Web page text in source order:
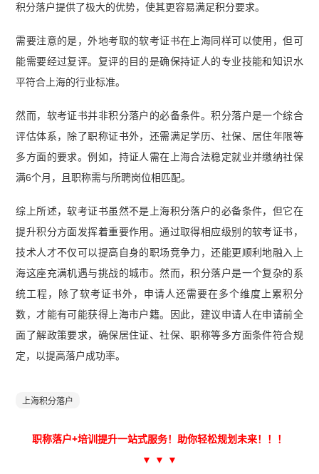
积分落户提供了极大的优势，使其更容易满足积分要求。
需要注意的是，外地考取的软考证书在上海同样可以使用，但可
能需要经过复评。复评的目的是确保持证人的专业技能和知识水
平符合上海的行业标准。
然而，软考证书并非积分落户的必备条件。积分落户是一个综合
评估体系，除了职称证书外，还需满足学历、社保、居住年限等
多方面的要求。例如，持证人需在上海合法稳定就业并缴纳社保
满6个月，且职称需与所聘岗位相匹配。
综上所述，软考证书虽然不是上海积分落户的必备条件，但它在
提升积分方面发挥着重要作用。通过取得相应级别的软考证书，
技术人才不仅可以提高自身的职场竞争力，还能更顺利地融入上
海这座充满机遇与挑战的城市。然而，积分落户是一个复杂的系
统工程，除了软考证书外，申请人还需要在多个维度上累积分
数，才能有可能获得上海市户籍。因此，建议申请人在申请前全
面了解政策要求，确保居住证、社保、职称等多方面条件符合规
定，以提高落户成功率。
上海积分落户
职称落户+培训提升一站式服务！助你轻松规划未来！
！！
▼ ▼ ▼